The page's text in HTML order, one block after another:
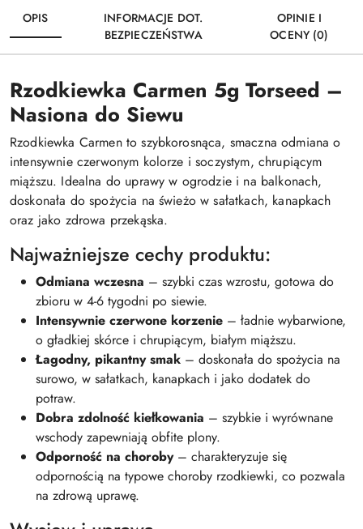
OPIS
INFORMACJE DOT.
BEZPIECZEŃSTWA
OPINIE I
OCENY (0)
Rzodkiewka Carmen 5g Torseed –
Nasiona do Siewu
Rzodkiewka Carmen to szybkorosnąca, smaczna odmiana o
intensywnie czerwonym kolorze i soczystym, chrupiącym
miąższu. Idealna do uprawy w ogrodzie i na balkonach,
doskonała do spożycia na świeżo w sałatkach, kanapkach
oraz jako zdrowa przekąska.
Najważniejsze cechy produktu:
Odmiana wczesna – szybki czas wzrostu, gotowa do
zbioru w 4-6 tygodni po siewie.
Intensywnie czerwone korzenie – ładnie wybarwione,
o gładkiej skórce i chrupiącym, białym miąższu.
Łagodny, pikantny smak – doskonała do spożycia na
surowo, w sałatkach, kanapkach i jako dodatek do
potraw.
Dobra zdolność kiełkowania – szybkie i wyrównane
wschody zapewniają obfite plony.
Odporność na choroby– charakteryzuje się
odpornością na typowe choroby rzodkiewki, co pozwala
na zdrową uprawę.